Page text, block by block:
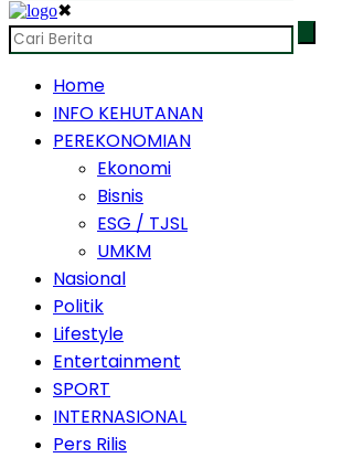
✖
Home
INFO KEHUTANAN
PEREKONOMIAN
Ekonomi
Bisnis
ESG / TJSL
UMKM
Nasional
Politik
Lifestyle
Entertainment
SPORT
INTERNASIONAL
Pers Rilis